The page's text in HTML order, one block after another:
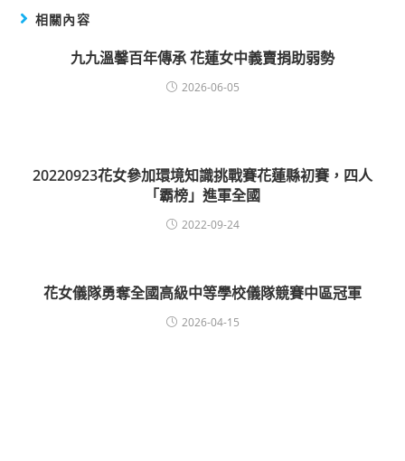
相關內容
九九溫馨百年傳承 花蓮女中義賣捐助弱勢
2026-06-05
20220923花女參加環境知識挑戰賽花蓮縣初賽，四人
「霸榜」進軍全國
2022-09-24
花女儀隊勇奪全國高級中等學校儀隊競賽中區冠軍
2026-04-15